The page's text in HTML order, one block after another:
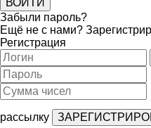
Забыли пароль?
Ещё не с нами?
Регистрация
рассылку